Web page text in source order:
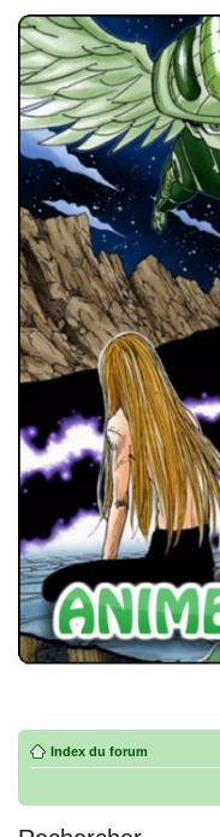
Index du forum